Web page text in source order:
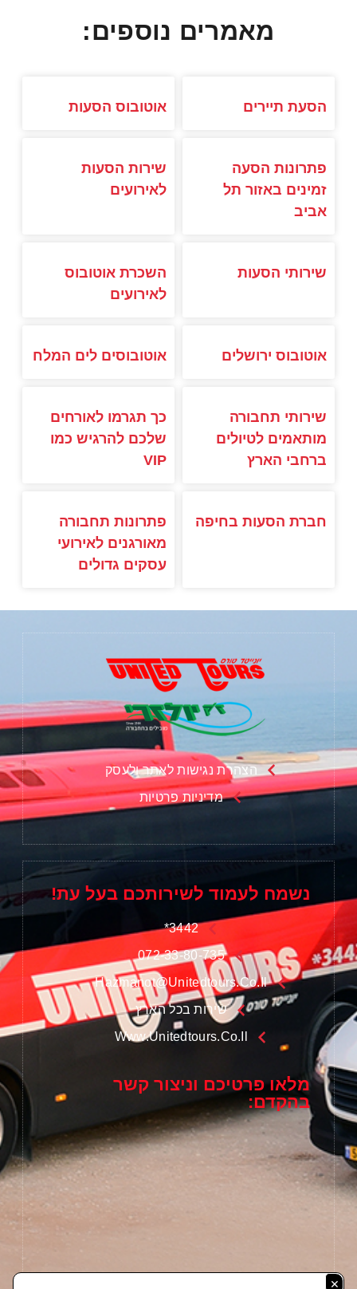
מאמרים נוספים:
הסעת תיירים אוטובוס הסעות
פתרונות הסעה
זמינים באזור תל
אביב
שירות הסעות
לאירועים
שירותי הסעות
השכרת אוטובוס
לאירועים
אוטובוס ירושלים אוטובוסים לים המלח
שירותי תחבורה
מותאמים לטיולים
ברחבי הארץ
כך תגרמו לאורחים
שלכם להרגיש כמו
VIP
חברת הסעות בחיפה
פתרונות תחבורה
מאורגנים לאירועי
עסקים גדולים
הצהרת נגישות לאתר ולעסק
מדיניות פרטיות
נשמח לעמוד לשירותכם בעל עת!
3442*
072-33-80-735
Hazmanot@unitedtours.co.il
שירות בכל הארץ
Www.unitedtours.co.il
מלאו פרטיכם וניצור קשר
בהקדם:
×